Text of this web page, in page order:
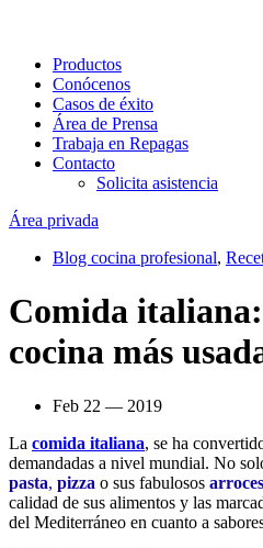
Productos
Conócenos
Casos de éxito
Área de Prensa
Trabaja en Repagas
Contacto
Solicita asistencia
Área privada
Blog cocina profesional,
Comida
cocina más
Feb 22 — 2019
La comida italiana, se ha
demandadas a nivel mundial. No
pasta, pizza o sus fabulosos
calidad de sus alimentos y las
del Mediterráneo en cuanto a